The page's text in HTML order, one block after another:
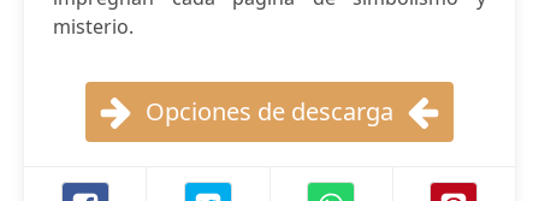
misterio.
Opciones de descarga